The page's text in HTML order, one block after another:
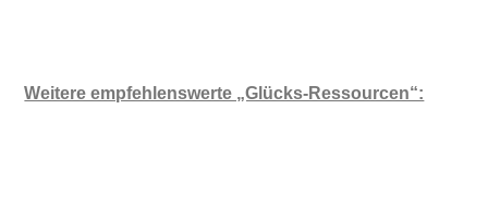
Weitere empfehlenswerte „Glücks-Ressourcen“: